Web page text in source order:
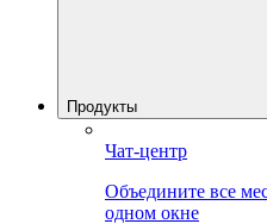
Продукты
Чат-центр
Объедините все
одном окне